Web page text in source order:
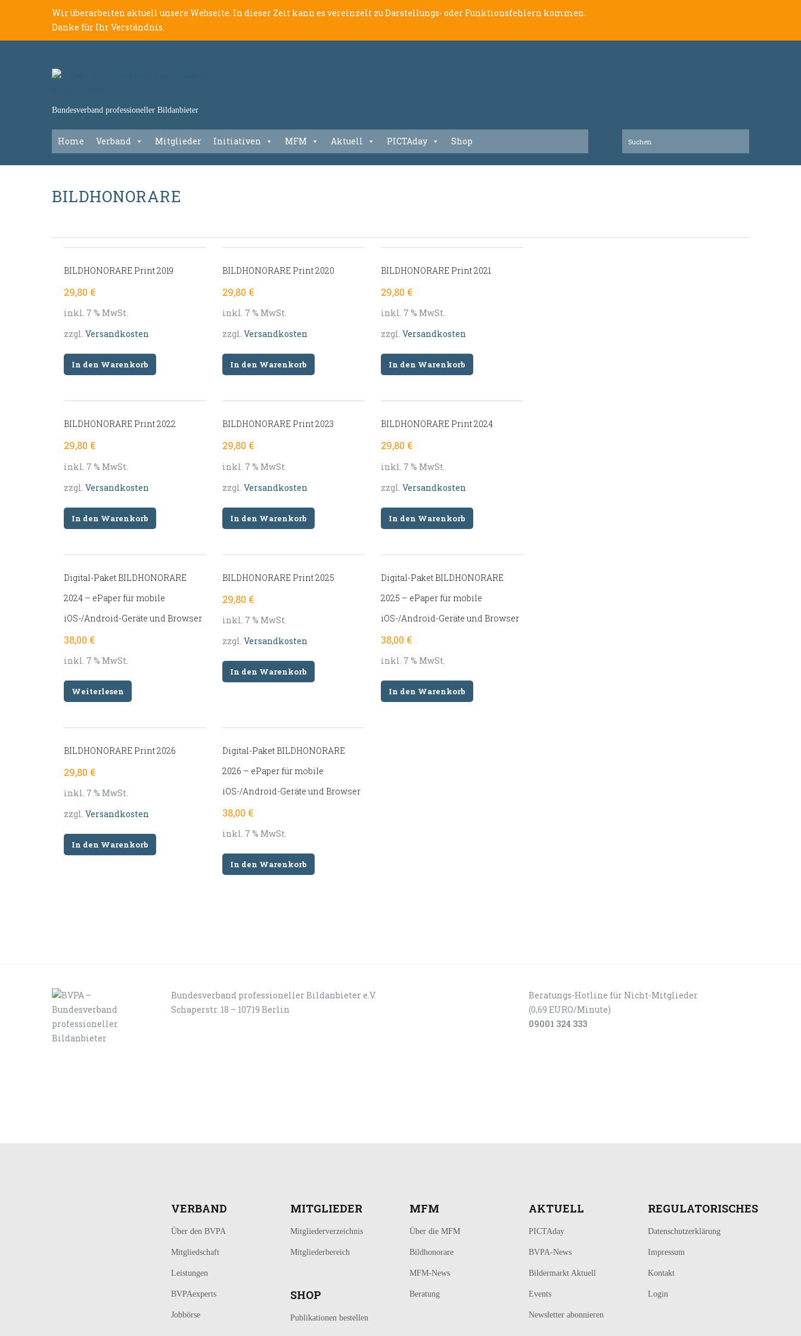
Wir überarbeiten aktuell unsere Webseite. In dieser Zeit kann es vereinzelt zu Darstellungs- oder Funktionsfehlern kommen.
Danke für Ihr Verständnis.
Bundesverband professioneller Bildanbieter
Home Verband Mitglieder Initiativen MFM Aktuell PICTAday Shop
BILDHONORARE
BILDHONORARE Print 2019
29,80 €
inkl. 7 % MwSt.
zzgl. Versandkosten
In den Warenkorb
BILDHONORARE Print 2020
29,80 €
inkl. 7 % MwSt.
zzgl.Versandkosten
In den Warenkorb
BILDHONORARE Print 2021
29,80 €
inkl. 7 % MwSt.
zzgl.Versandkosten
In den Warenkorb
BILDHONORARE Print 2022
29,80 €
inkl. 7 % MwSt.
zzgl. Versandkosten
In den Warenkorb
BILDHONORARE Print 2023
29,80 €
inkl. 7 % MwSt.
zzgl.Versandkosten
In den Warenkorb
BILDHONORARE Print 2024
29,80 €
inkl. 7 % MwSt.
zzgl.Versandkosten
In den Warenkorb
Digital-Paket BILDHONORARE
2024 – ePaper für mobile
iOS-/Android-Geräte und Browser
38,00 €
inkl. 7 % MwSt.
Weiterlesen
BILDHONORARE Print 2025
29,80 €
inkl. 7 % MwSt.
zzgl.Versandkosten
In den Warenkorb
Digital-Paket BILDHONORARE
2025 – ePaper für mobile
iOS-/Android-Geräte und Browser
38,00 €
inkl. 7 % MwSt.
In den Warenkorb
BILDHONORARE Print 2026
29,80 €
inkl. 7 % MwSt.
zzgl. Versandkosten
In den Warenkorb
Digital-Paket BILDHONORARE
2026 – ePaper für mobile
iOS-/Android-Geräte und Browser
38,00 €
inkl. 7 % MwSt.
In den Warenkorb
Bundesverband professioneller Bildanbieter e.V.
Schaperstr. 18 – 10719 Berlin
Beratungs-Hotline für Nicht-Mitglieder
(0,69 EURO/Minute)
09001 324 333
VERBAND
Über den BVPA
Mitgliedschaft
Leistungen
BVPAexperts
Jobbörse
MITGLIEDER
Mitgliederverzeichnis
Mitgliederbereich
SHOP
Publikationen bestellen
MFM
Über die MFM
Bildhonorare
MFM-News
Beratung
AKTUELL
PICTAday
BVPA-News
Bildermarkt Aktuell
Events
Newsletter abonnieren
REGULATORISCHES
Datenschutzerklärung
Impressum
Kontakt
Login